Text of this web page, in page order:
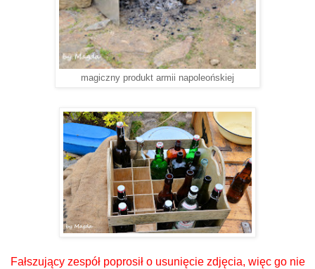
magiczny produkt armii napoleońskiej
Fałszujący zespół poprosił o usunięcie zdjęcia, więc go nie